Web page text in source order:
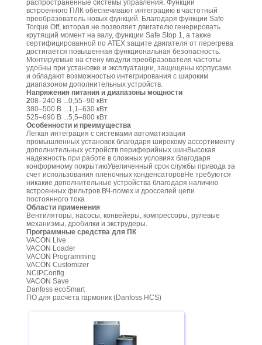
распространенные системы управления. Функции
встроенного ПЛК обеспечивают интеграцию в частотный
преобразователь новых функций. Благодаря функции Safe
Torque Off, которая не позволяет двигателю генерировать
крутящий момент на валу, функции Safe Stop 1, а также
сертифицированной по АТЕХ защите двигателя от перегрева
достигается повышенная функциональная безопасность.
Монтируемые на стену модули преобразователя частоты
удобны при установке и эксплуатации, защищены корпусами
и обладают возможностью интегрирования с широким
диапазоном дополнительных устройств.
Напряжения питания и диапазоны мощности
208–240 В ...0,55–90 кВт
380–500 В ...1,1–630 кВт
525–690 В ...5,5–800 кВт
Особенности и преимущества
Легкая интеграция с системами автоматизации
промышленных установок благодаря широкому ассортименту
дополнительных устройств периферийных шинВысокая
надежность при работе в сложных условиях благодаря
конформному покрытиюУвеличенный срок службы привода за
счет использования пленочных конденсаторовНе требуются
никакие дополнительные устройства благодаря наличию
встроенных фильтров ВЧ-помех и дросселей цепи
постоянного тока
Области применения
Вентиляторы, насосы, конвейеры, компрессоры, рулевые
механизмы, дробилки и экструдеры.
Программные средства для ПК
VACON Live
VACON Loader
VACON Programming
VACON Customizer
NCIPConfig
VACON Save
Danfoss ecoSmart
ПО для расчета гармоник (Danfoss HCS)